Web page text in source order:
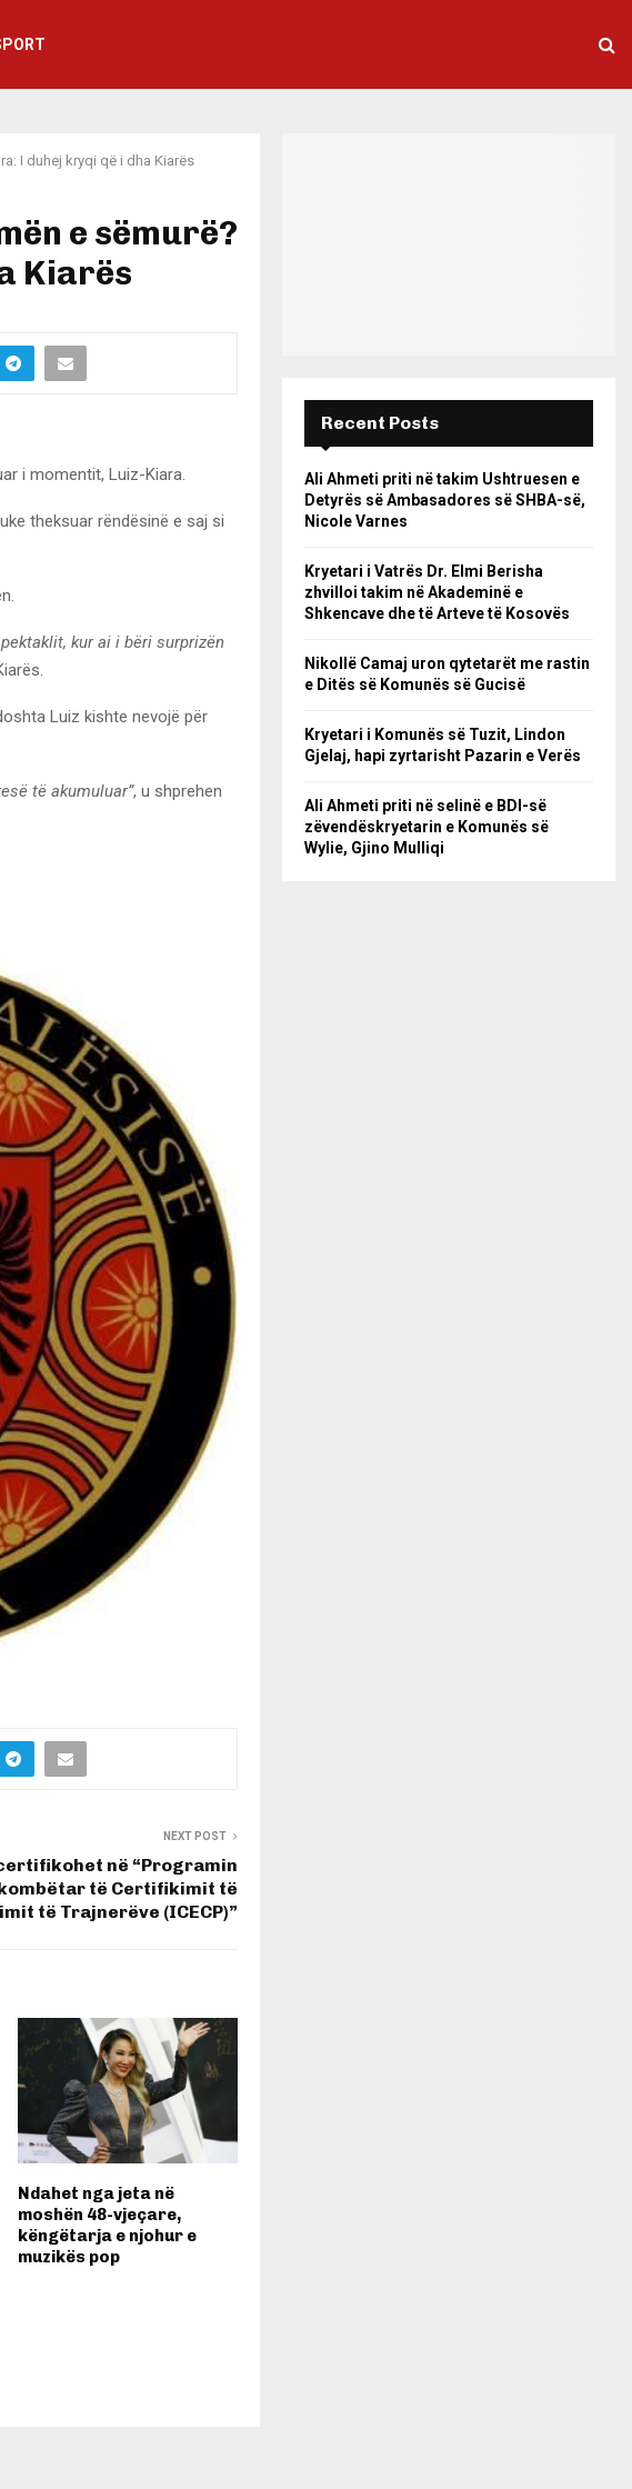
I duhej kryqi që i dha Kiarës
e sëmurë?
Kiarës
i momentit, Luiz-Kiara.
theksuar rëndësinë e saj si
kur ai i bëri surprizën
Luiz kishte nevojë për
të akumuluar”, u shprehen
NEXT POST
në “Programin
të Certifikimit të
të Trajnerëve (ICECP)”
Ndahet nga jeta në
moshën 48-vjeçare,
këngëtarja e njohur e
muzikës pop
Recent Posts
Ali Ahmeti priti në takim Ushtruesen e
Detyrës së Ambasadores së SHBA-së,
Nicole Varnes
Kryetari i Vatrës Dr. Elmi Berisha
zhvilloi takim në Akademinë e
Shkencave dhe të Arteve të Kosovës
Nikollë Camaj uron qytetarët me rastin
e Ditës së Komunës së Gucisë
Kryetari i Komunës së Tuzit, Lindon
Gjelaj, hapi zyrtarisht Pazarin e Verës
Ali Ahmeti priti në selinë e BDI-së
zëvendëskryetarin e Komunës së
Wylie, Gjino Mulliqi